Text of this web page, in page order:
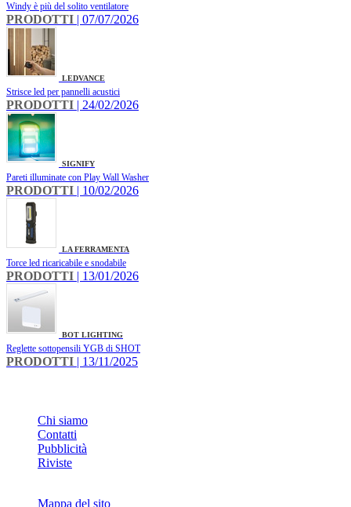
Windy è più del solito ventilatore
PRODOTTI | 07/07/2026
LEDVANCE
Strisce led per pannelli acustici
PRODOTTI | 24/02/2026
SIGNIFY
Pareti illuminate con Play Wall Washer
PRODOTTI | 10/02/2026
LA FERRAMENTA
Torce led ricaricabile e snodabile
PRODOTTI | 13/01/2026
BOT LIGHTING
Reglette sottopensili YGB di SHOT
PRODOTTI | 13/11/2025
Chi siamo
Contatti
Pubblicità
Riviste
Mappa del sito